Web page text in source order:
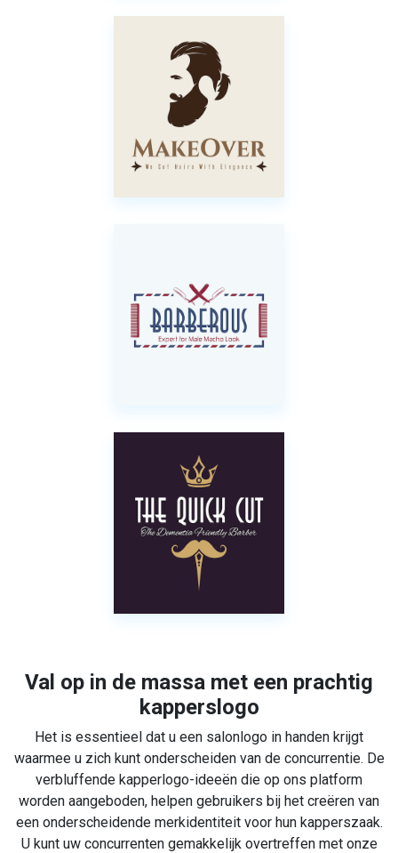
Val op in de massa met een prachtig
kapperslogo
Het is essentieel dat u een salonlogo in handen krijgt
waarmee u zich kunt onderscheiden van de concurrentie. De
verbluffende kapperlogo-ideeën die op ons platform
worden aangeboden, helpen gebruikers bij het creëren van
een onderscheidende merkidentiteit voor hun kapperszaak.
U kunt uw concurrenten gemakkelijk overtreffen met onze